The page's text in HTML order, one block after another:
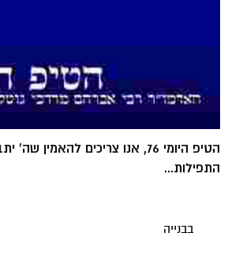
הטיפ היומי 76, אנו צריכים להאמין
התפילות...
בבנייה